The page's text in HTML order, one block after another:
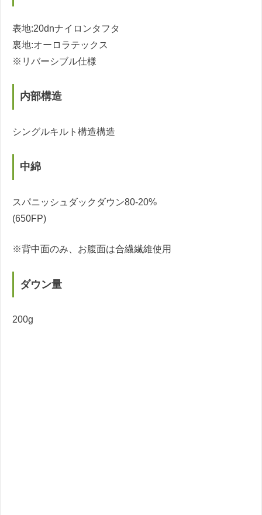
表地:20dnナイロンタフタ
裏地:オーロラテックス
※リバーシブル仕様
内部構造
シングルキルト構造構造
中綿
スパニッシュダックダウン80-20%
(650FP)
※背中面のみ、お腹面は合繊繊維使用
ダウン量
200g